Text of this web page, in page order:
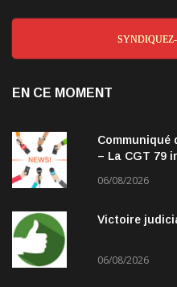
EN CE MOMENT
Communiqué
– La CGT 79
06/08/2026
Victoire
06/08/2026